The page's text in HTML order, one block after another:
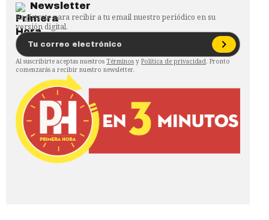
Newsletter
Regístrate para recibir a tu email nuestro periódico en su
versión digital.
Al suscribirte aceptas nuestros Términos y Política de privacidad. Pronto
comenzarás a recibir nuestro newsletter.